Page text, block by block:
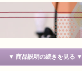
▼ 商品説明の続きを見る ▼